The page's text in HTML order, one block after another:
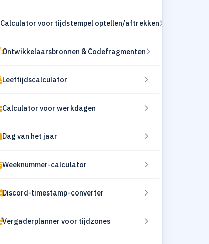
Calculator voor tijdstempel optellen/aftrekken
Ontwikkelaarsbronnen & Codefragmenten
Leeftijdscalculator
Calculator voor werkdagen
Dag van het jaar
Weeknummer-calculator
Discord-timestamp-converter
Vergaderplanner voor tijdzones